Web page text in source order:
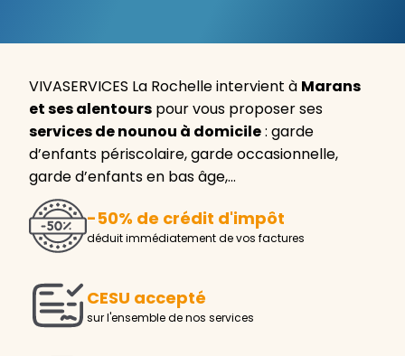
VIVASERVICES La Rochelle intervient à Marans
et ses alentours pour vous proposer ses
services de nounou à domicile: garde
d’enfants périscolaire, garde occasionnelle,
garde d’enfants en bas âge,…
-50% de crédit d'impôt
déduit immédiatement de vos factures
CESU accepté
sur l'ensemble de nos services